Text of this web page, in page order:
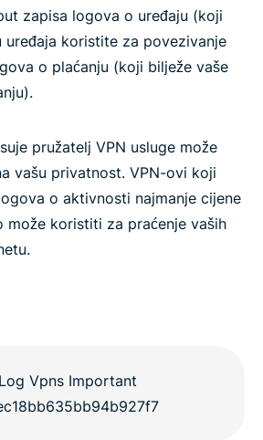
zapisa logova o uređaju (koji
uređaja koristite za povezivanje
o plaćanju (koji bilježe vaše
pružatelj VPN usluge može
vašu privatnost. VPN-ovi koji
o aktivnosti najmanje cijene
može koristiti za praćenje vaših